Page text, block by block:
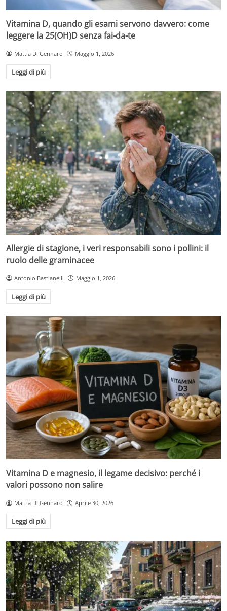
Vitamina D, quando gli esami servono davvero: come
leggere la 25(OH)D senza fai-da-te
Mattia Di Gennaro Maggio 1, 2026
Leggi di più
Allergie di stagione, i veri responsabili sono i pollini: il
ruolo delle graminacee
Antonio Bastianelli Maggio 1, 2026
Leggi di più
Vitamina D e magnesio, il legame decisivo: perché i
valori possono non salire
Mattia Di Gennaro Aprile 30, 2026
Leggi di più